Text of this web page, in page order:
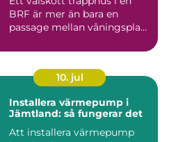
BRF är mer än bara en
passage mellan våningspla...
10. jul
Installera värmepump i
Jämtland: så fungerar det
Att installera värmepump